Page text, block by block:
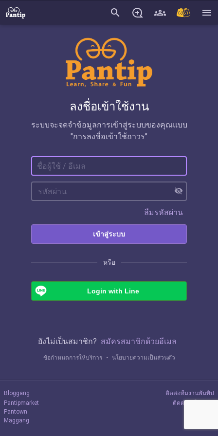
search menu
ลงชื่อเข้าใช้งาน
ระบบจะจดจำข้อมูลการเข้าสู่ระบบของคุณแบบ
"การลงชื่อเข้าใช้ถาวร"
visibility_off
ลืมรหัสผ่าน
เข้าสู่ระบบ
หรือ
Login with Line
ยังไม่เป็นสมาชิก? สมัครสมาชิกด้วยอีเมล
ข้อกำหนดการให้บริการ ・ นโยบายความเป็นส่วนตัว
Bloggang
Pantipmarket
Pantown
Maggang
ติดต่อทีมงานพันทิป
ติดต่อลงโฆษณา